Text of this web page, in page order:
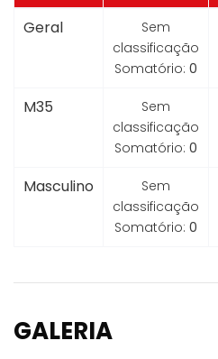
Geral
Sem
classificação
Somatório: 0
M35
Sem
classificação
Somatório: 0
Masculino
Sem
classificação
Somatório: 0
GALERIA